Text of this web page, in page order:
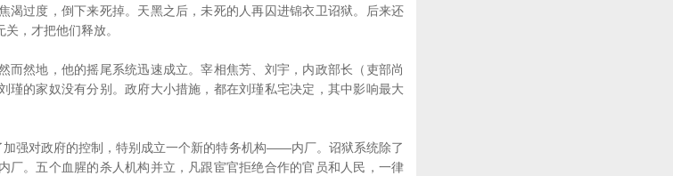
渴过度，倒下来死掉。天黑之后，未死的人再囚进锦衣卫诏狱。后来还
，才把他们释放。
然地，他的摇尾系统迅速成立。宰相焦芳、刘宇，内政部长（吏部尚
瑾的家奴没有分别。政府大小措施，都在刘瑾私宅决定，其中影响最大
强对政府的控制，特别成立一个新的特务机构——内厂。诏狱系统除了
厂。五个血腥的杀人机构并立，凡跟宦官拒绝合作的官员和人民，一律